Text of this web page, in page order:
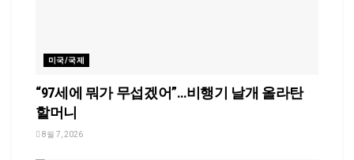
미국/국제
“97세에 뭐가 무섭겠어”…비행기 날개 올라탄
할머니
8월 7, 2026